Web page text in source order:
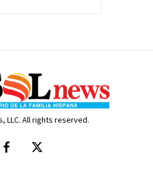
LLC. All rights reserved.